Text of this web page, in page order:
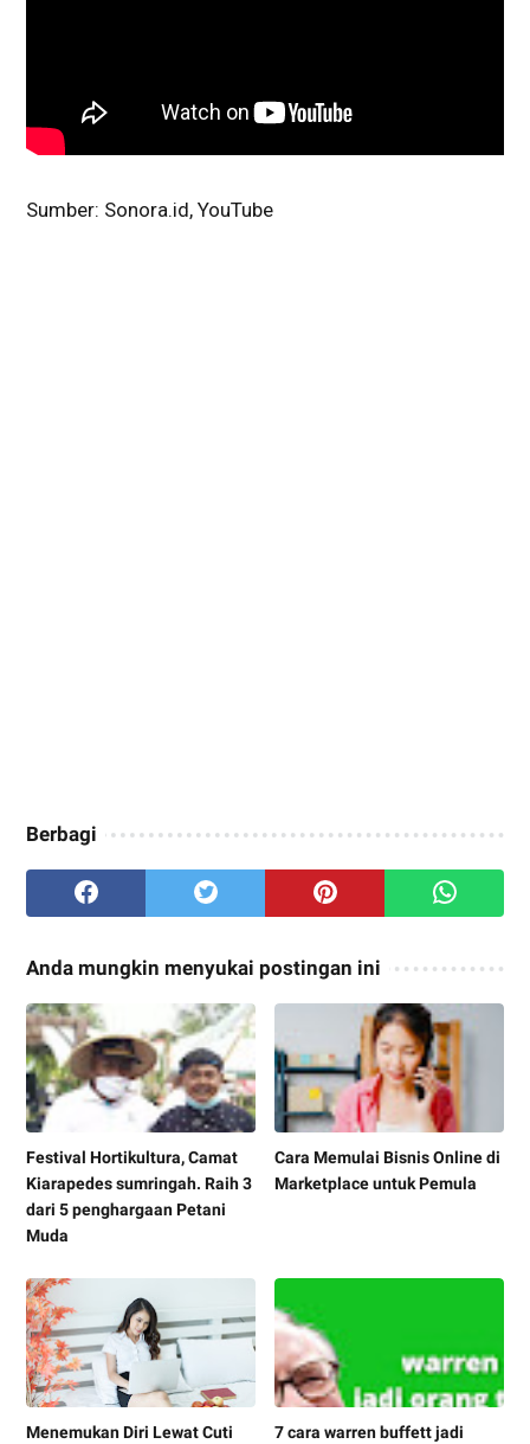
Sumber: Sonora.id, YouTube
Berbagi
Anda mungkin menyukai postingan ini
Festival Hortikultura, Camat
Kiarapedes sumringah. Raih 3
dari 5 penghargaan Petani
Muda
Cara Memulai Bisnis Online di
Marketplace untuk Pemula
Menemukan Diri Lewat Cuti
7 cara warren buffett jadi